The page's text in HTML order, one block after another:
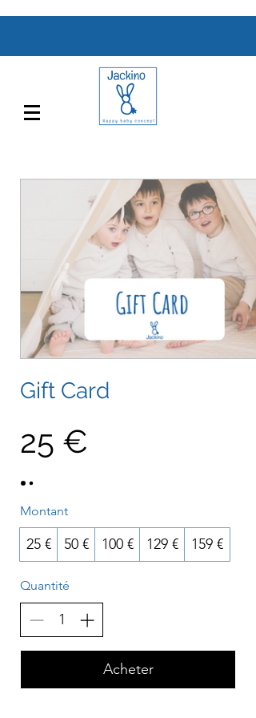
Gift Card
25 €
Montant
25 € 50 € 100 € 129 € 159 €
Quantité
Acheter